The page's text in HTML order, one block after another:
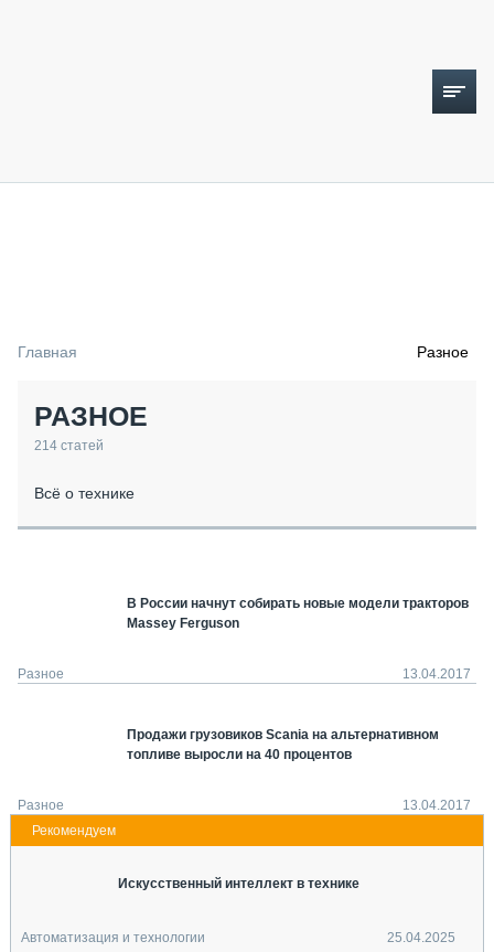
ТЕХНИКА КРУПНЫМ ПЛАНОМ
ИСПЫТАТЕЛИ
СТАТЬИ ПО КАТЕГОРИЯМ ТЕХНИКИ
О ПРОЕКТЕ
Главная Разное
РАЗНОЕ
214 статей
Всё о технике
В России начнут собирать новые модели тракторов
Massey Ferguson
Разное 13.04.2017
Продажи грузовиков Scania на альтернативном
топливе выросли на 40 процентов
Разное 13.04.2017
Искусственный интеллект в технике
Автоматизация и технологии 25.04.2025